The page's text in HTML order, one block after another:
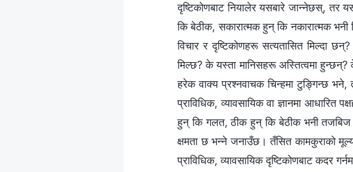
दृष्टिकोणबाट नियालेर यसबारे जान्‍नेछस्, तर
कि बेठीक, सकारात्मक हुन् कि नकारात्मक
विचार र दृष्टिकोणहरू सत्यतासित मिल्दा
मिल्छ? के यस्ता मानिसहरू अस्तित्वमा
हरेक वाक्य प्रश्नवाचक चिन्हमा टुङ्गिन्छ
प्राविधिक, व्यावसायिक वा ज्ञानमा आधारित
हुन् कि गलत, ठीक हुन् कि बेठीक भनी
क्षमता छ भन्‍ने जनाउँछ। तँसित कामकुराको
प्राविधिक, व्यावसायिक दृष्टिकोणबाट कदर